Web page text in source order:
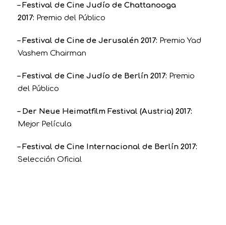
– Festival de Cine Judío de Chattanooga
2017: Premio del Público
– Festival de Cine de Jerusalén 2017: Premio Yad
Vashem Chairman
– Festival de Cine Judío de Berlín 2017: Premio
del Público
– Der Neue Heimatfilm Festival (Austria) 2017:
Mejor Película
– Festival de Cine Internacional de Berlín 2017:
Selección Oficial